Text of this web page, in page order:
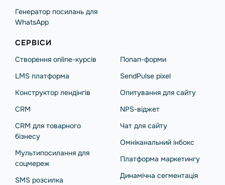
Генератор посилань для
WhatsApp
СЕРВІСИ
Створення online-курсів
LMS платформа
Конструктор лендінгів
CRM
CRM для товарного
бізнесу
Мультипосилання для
соцмереж
SMS розсилка
Попап-форми
SendPulse pixel
Опитування для сайту
NPS-віджет
Чат для сайту
Омніканальний інбокс
Платформа маркетингу
Динамічна сегментація